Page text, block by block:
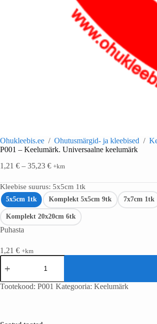
Ohukleebis.ee / Ohutusmärgid- ja kleebised /
P001 – Keelumärk. Universaalne keelumärk
1,21 € – 35,23 € +km
Kleebise suurus: 5x5cm 1tk
5x5cm 1tk Komplekt 5x5cm 9tk 7x7cm 1tk
Komplekt 20x20cm 6tk
Puhasta
1,21 € +km
Tootekood: P001 Kategooria: Keelumärk